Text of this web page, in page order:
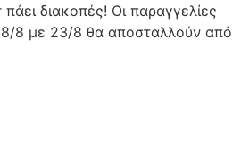
διακοπές! Οι παραγγελίες
8 με 23/8 θα αποσταλλούν από